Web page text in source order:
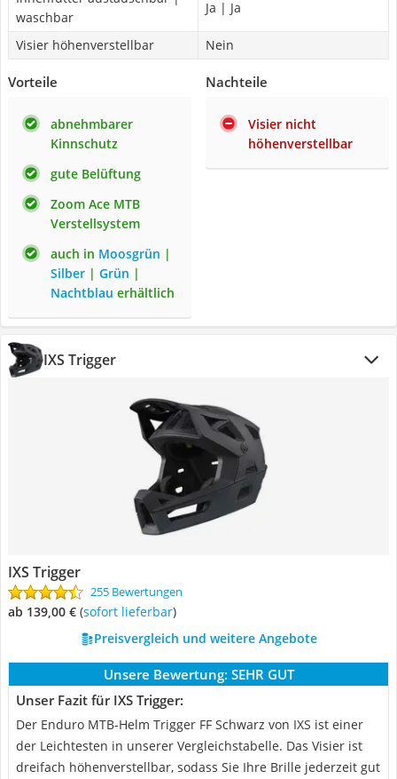
waschbar
Ja | Ja
Visier höhenverstellbar Nein
Vorteile
abnehmbarer
Kinnschutz
gute Belüftung
Zoom Ace MTB
Verstellsystem
auch in Moosgrün |
Silber | Grün |
Nachtblau erhältlich
Nachteile
Visier nicht
höhenverstellbar
IXS Trigger
IXS Trigger
255 Bewertungen
ab 139,00 € ( Sofort lieferbar)
Preisvergleich und weitere Angebote
Unsere Bewertung: SEHR GUT
Unser Fazit für IXS Trigger:
Der Enduro MTB-Helm Trigger FF Schwarz von IXS ist einer
der Leichtesten in unserer Vergleichstabelle. Das Visier ist
dreifach höhenverstellbar, sodass Sie Ihre Brille jederzeit gut